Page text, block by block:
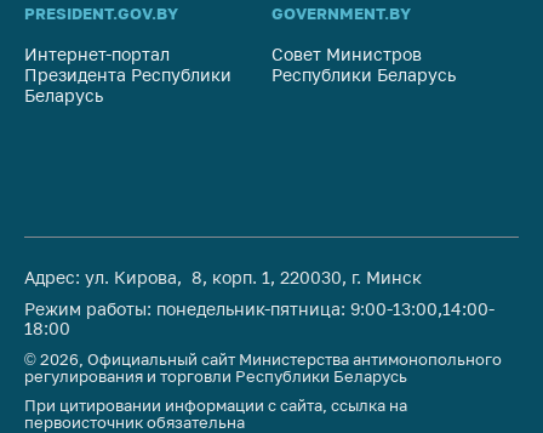
PRESIDENT.GOV.BY
Интернет-портал
Президента Республики
Беларусь
GOVERNMENT.BY
Совет Министров
Республики Беларусь
Адрес: ул. Кирова, 8, корп. 1, 220030, г. Минск
Режим работы: понедельник-пятница: 9:00-13:00,14:00-
18:00
© 2026, Официальный сайт Министерства антимонопольного
регулирования и торговли Республики Беларусь
При цитировании информации с сайта, ссылка на
первоисточник обязательна